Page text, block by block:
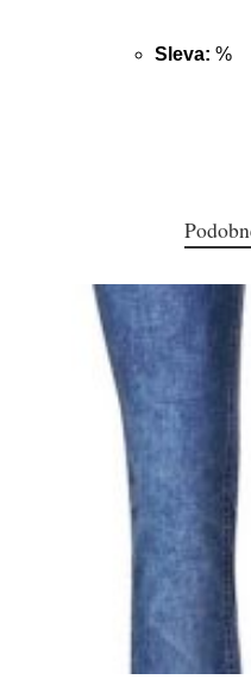
Sleva: %